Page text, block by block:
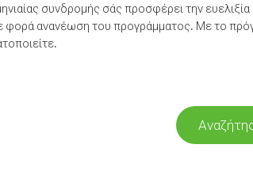
συνδρομής σάς προσφέρει την
φορά ανανέωση του προγράμματος. Με το